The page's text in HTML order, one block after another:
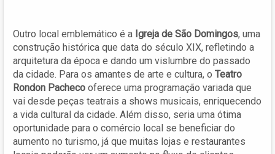
Outro local emblemático é a Igreja de São Domingos, uma
construção histórica que data do século XIX, refletindo a
arquitetura da época e dando um vislumbre do passado
da cidade. Para os amantes de arte e cultura, o Teatro
Rondon Pacheco oferece uma programação variada que
vai desde peças teatrais a shows musicais, enriquecendo
a vida cultural da cidade. Além disso, seria uma ótima
oportunidade para o comércio local se beneficiar do
aumento no turismo, já que muitas lojas e restaurantes